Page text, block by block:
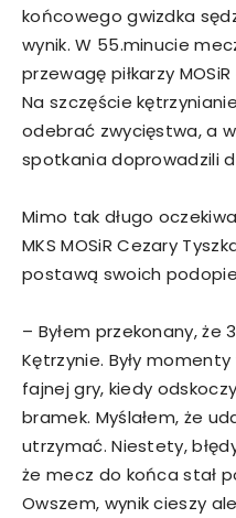
końcowego gwizdka
wynik. W 55.minucie
przewagę piłkarzy
Na szczęście
odebrać zwycięstwa, a
spotkania doprowadzili
Mimo tak długo
MKS MOSiR Cezary
postawą swoich
– Byłem przekonany, że
Kętrzynie. Były
fajnej gry, kiedy
bramek. Myślałem, że
utrzymać. Niestety,
że mecz do końca stał
Owszem, wynik cieszy